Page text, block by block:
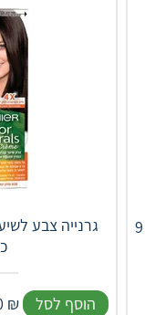
גרנייה צבע
₪ הוסף לסל